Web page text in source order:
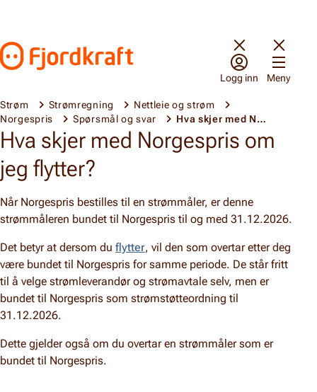
Gå til forsiden
Logg inn Meny
Strøm Strømregning
Nettleie og strøm
Norgespris
Spørsmål og svar Hva skjer med Norgespris om jeg flytter?
Hva skjer med Norgespris om
jeg flytter?
Når Norgespris bestilles til en strømmåler, er denne
strømmåleren bundet til Norgespris til og med 31.12.2026.
Det betyr at dersom du flytter, vil den som overtar etter deg
være bundet til Norgespris for samme periode. De står fritt
til å velge strømleverandør og strømavtale selv, men er
bundet til Norgespris som strømstøtteordning til
31.12.2026.
Dette gjelder også om du overtar en strømmåler som er
bundet til Norgespris.